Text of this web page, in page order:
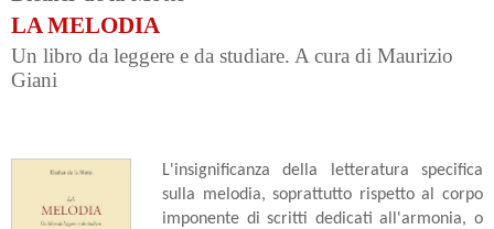
LA MELODIA
Un libro da leggere e da studiare. A cura di Maurizio
Giani
L'insignificanza della letteratura specifica
sulla melodia, soprattutto rispetto al corpo
imponente di scritti dedicati all'armonia, o